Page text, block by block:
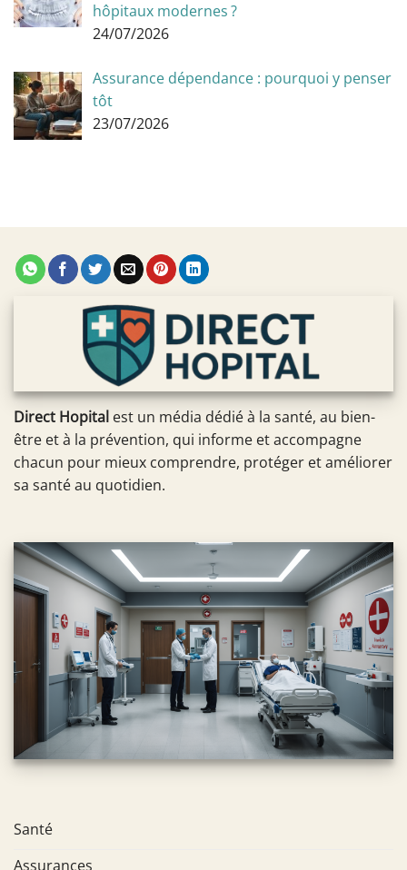
hôpitaux modernes ?
24/07/2026
Assurance dépendance : pourquoi y penser
tôt
23/07/2026
Direct Hopital est un média dédié à la santé, au bien-
être et à la prévention, qui informe et accompagne
chacun pour mieux comprendre, protéger et améliorer
sa santé au quotidien.
Santé
Assurances